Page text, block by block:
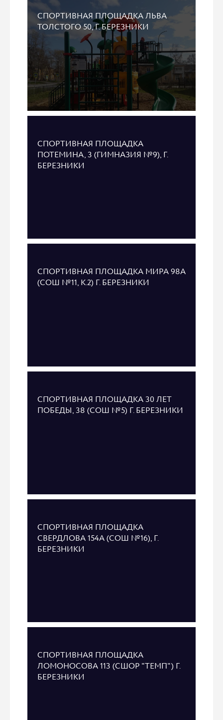
СПОРТИВНАЯ ПЛОЩАДКА ЛЬВА
ТОЛСТОГО 50, Г. БЕРЕЗНИКИ
СПОРТИВНАЯ ПЛОЩАДКА
ПОТЕМИНА, 3 (ГИМНАЗИЯ №9), Г.
БЕРЕЗНИКИ
СПОРТИВНАЯ ПЛОЩАДКА МИРА 98А
(СОШ №11, К.2) Г. БЕРЕЗНИКИ
СПОРТИВНАЯ ПЛОЩАДКА 30 ЛЕТ
ПОБЕДЫ, 38 (СОШ №5) Г. БЕРЕЗНИКИ
СПОРТИВНАЯ ПЛОЩАДКА
СВЕРДЛОВА 154А (СОШ №16), Г.
БЕРЕЗНИКИ
СПОРТИВНАЯ ПЛОЩАДКА
ЛОМОНОСОВА 113 (СШОР "ТЕМП") Г.
БЕРЕЗНИКИ